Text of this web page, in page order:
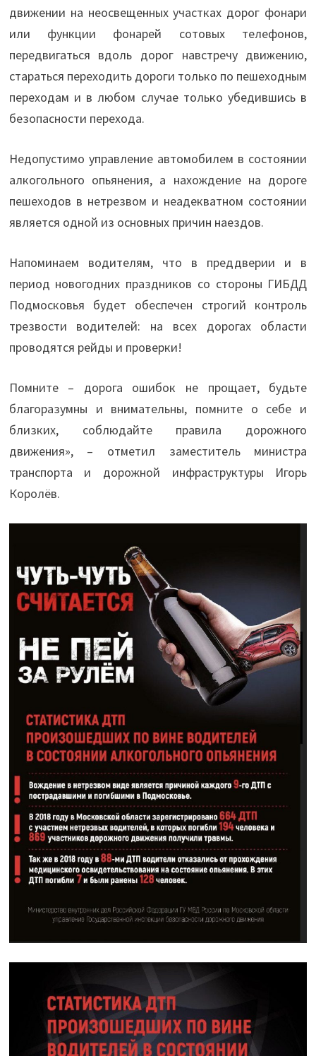
движении на неосвещенных участках дорог фонари
или функции фонарей сотовых телефонов,
передвигаться вдоль дорог навстречу движению,
стараться переходить дороги только по пешеходным
переходам и в любом случае только убедившись в
безопасности перехода.
Недопустимо управление автомобилем в состоянии
алкогольного опьянения, а нахождение на дороге
пешеходов в нетрезвом и неадекватном состоянии
является одной из основных причин наездов.
Напоминаем водителям, что в преддверии и в
период новогодних праздников со стороны ГИБДД
Подмосковья будет обеспечен строгий контроль
трезвости водителей: на всех дорогах области
проводятся рейды и проверки!
Помните – дорога ошибок не прощает, будьте
благоразумны и внимательны, помните о себе и
близких, соблюдайте правила дорожного
движения», – отметил заместитель министра
транспорта и дорожной инфраструктуры Игорь
Королёв.